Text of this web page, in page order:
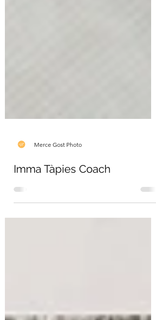
Merce Gost Photo
Imma Tàpies Coach